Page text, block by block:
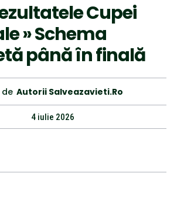
Cupei
» Schema
până în finală
de Autorii Salveazavieti.ro
4 iulie 2026